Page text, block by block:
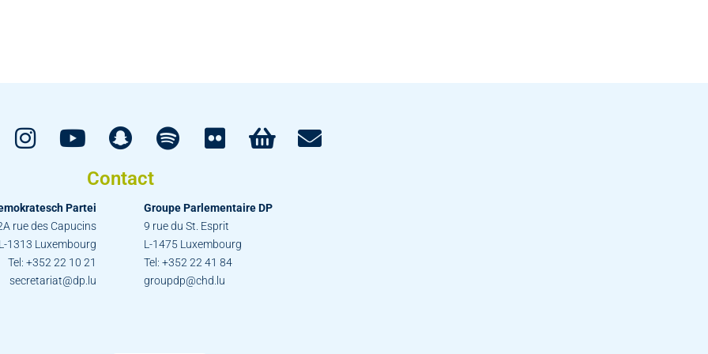
Contact
Partei
rue des Capucins
1313 Luxembourg
Tel: +352 22 10 21
secretariat@dp.lu
Groupe Parlementaire DP
9 rue du St. Esprit
L-1475 Luxembourg
Tel: +352 22 41 84
groupdp@chd.lu